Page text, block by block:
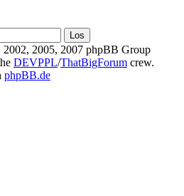
2005, 2007 phpBB Group
DEVPPL/ThatBigForum crew.
phpBB.de